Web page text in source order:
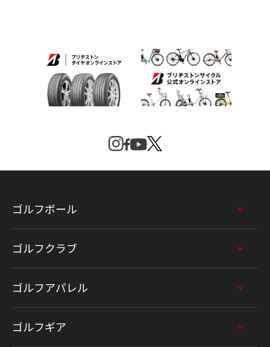
ゴルフボール
ゴルフクラブ
ゴルフアパレル
ゴルフギア